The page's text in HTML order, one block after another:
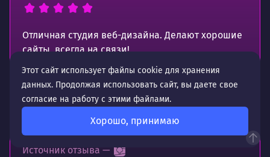
Отличная студия веб-дизайна. Делают хорошие
сайты, всегда на связи!
Работаем с ними уже много лет.
Источник отзыва —
Этот сайт использует файлы cookie для хранения
данных. Продолжая использовать сайт, вы даете свое
согласие на работу с этими файлами.
Хорошо, принимаю